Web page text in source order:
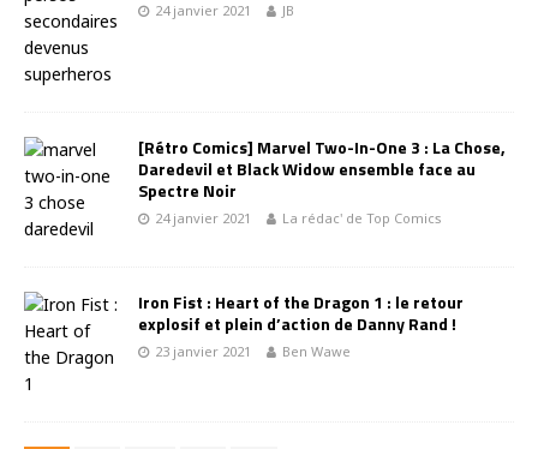
24 janvier 2021 JB
[Rétro Comics] Marvel Two-In-One 3 : La Chose,
Daredevil et Black Widow ensemble face au
Spectre Noir
24 janvier 2021 La rédac' de Top Comics
Iron Fist : Heart of the Dragon 1 : le retour
explosif et plein d’action de Danny Rand !
23 janvier 2021 Ben Wawe